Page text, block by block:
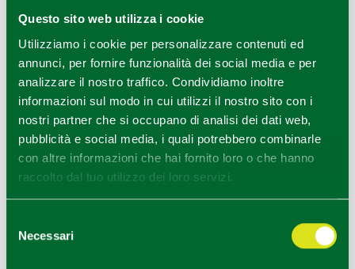
Questo sito web utilizza i cookie
Utilizziamo i cookie per personalizzare contenuti ed
annunci, per fornire funzionalità dei social media e per
analizzare il nostro traffico. Condividiamo inoltre
informazioni sul modo in cui utilizzi il nostro sito con i
nostri partner che si occupano di analisi dei dati web,
pubblicità e social media, i quali potrebbero combinarle
con altre informazioni che hai fornito loro o che hanno
raccolto dal tuo utilizzo dei loro servizi.
delNecessari